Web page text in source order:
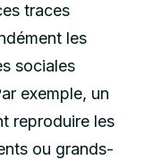
traces
les
sociales
exemple, un
reproduire les
ou grands-